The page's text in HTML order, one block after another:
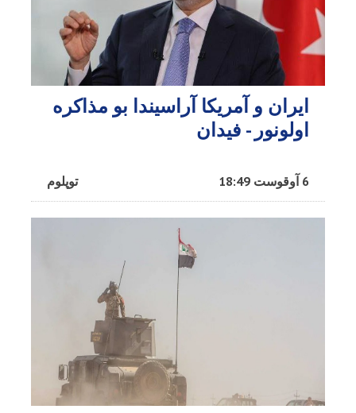
ایران و آمریکا آراسیندا بو مذاکره
اولونور - فیدان
توپلوم 6 آوقوست 18:49